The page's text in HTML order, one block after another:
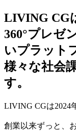
LIVING CG
360°プレゼ
いプラット
様々な社会
す。
LIVING CGは2024
創業以来ずっと、